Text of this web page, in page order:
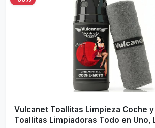
Vulcanet Toallitas Limpieza Coche
Toallitas Limpiadoras Todo en Uno,